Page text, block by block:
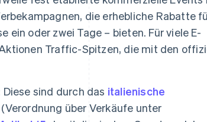
die erhebliche Rabatte
ein oder zwei Tage – bieten. Für viele E-
Traffic-Spitzen, die mit den
Diese sind durch das italienische
(Verordnung über Verkäufe unter